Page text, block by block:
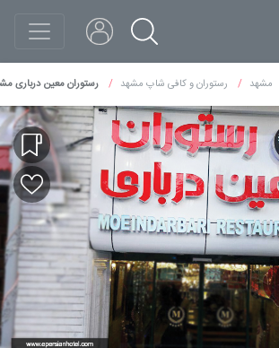
مشهد رستوران و کافی شاپ مشهد رستوران معین درباری